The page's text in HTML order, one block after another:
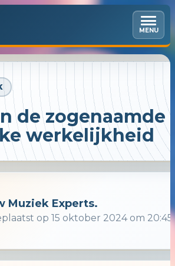
MENU
de zogenaamde
werkelijkheid
Muziek Experts.
op 15 oktober 2024 om 20:45